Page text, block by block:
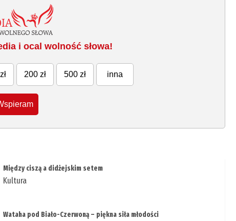
i ocal wolność słowa!
200 zł 500 zł inna
Między ciszą a didżejskim setem
Kultura
Wataha pod Biało-Czerwoną – piękna siła młodości